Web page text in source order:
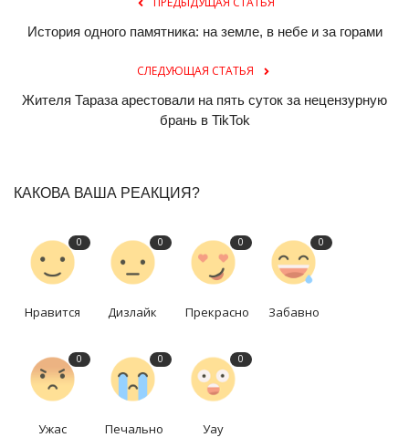
История одного памятника: на земле, в небе и за горами
СЛЕДУЮЩАЯ СТАТЬЯ
Жителя Тараза арестовали на пять суток за нецензурную
брань в TikTok
КАКОВА ВАША РЕАКЦИЯ?
0
Нравится
0
Дизлайк
0
Прекрасно
0
Забавно
0
Ужас
0
Печально
0
Уау